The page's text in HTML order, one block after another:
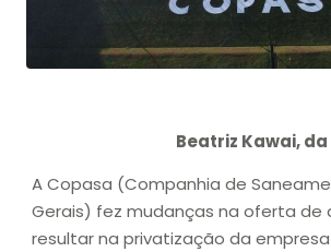
Beatriz Kawai, da
A Copasa (Companhia de
Gerais) fez mudanças na oferta de
resultar na privatização da